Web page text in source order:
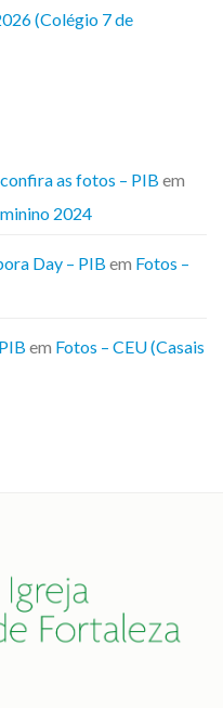
(Colégio 7 de
as fotos – PIB em
2024
Day – PIB em Fotos –
em Fotos – CEU (Casais